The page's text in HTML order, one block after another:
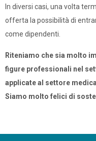
In diversi casi, una volta
offerta la possibilità di
come dipendenti.
Riteniamo che sia molto
figure professionali nel
applicate al settore
Siamo molto felici di